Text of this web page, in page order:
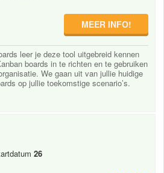
MEER INFO!
leer je deze tool uitgebreid kennen
boards in te richten en te gebruiken
We gaan uit van jullie huidige
op jullie toekomstige scenario’s.
26